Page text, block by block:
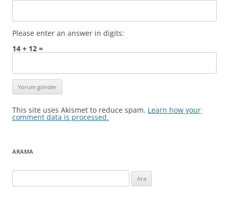
Please enter an answer in digits:
14 + 12 =
This site uses Akismet to reduce spam. Learn how your
comment data is processed.
ARAMA